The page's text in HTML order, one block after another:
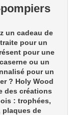
un cadeau de
pour un
pour une
ou un
pour un
? Holy Wood
des créations
: trophées,
plaques de